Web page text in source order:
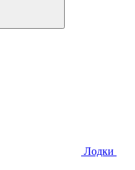
Лодки